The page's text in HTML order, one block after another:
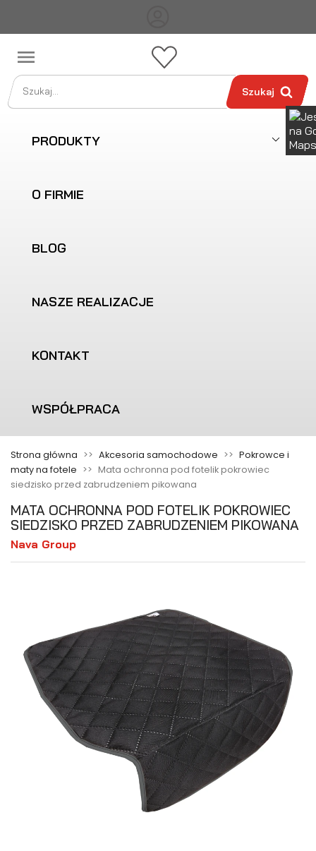

Szukaj
PRODUKTY
O FIRMIE
BLOG
NASZE REALIZACJE
KONTAKT
WSPÓŁPRACA
Strona główna Akcesoria samochodowe
Pokrowce i
maty na fotele
Mata ochronna pod fotelik pokrowiec
siedzisko przed zabrudzeniem pikowana
MATA OCHRONNA POD FOTELIK POKROWIEC
SIEDZISKO PRZED ZABRUDZENIEM PIKOWANA
Nava Group